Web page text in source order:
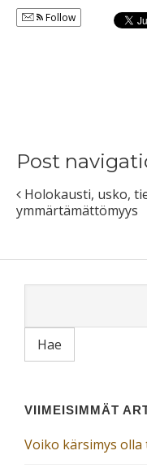
Follow
Post
Holokausti, usko,
ymmärtämättömyys
VIIMEISIMMÄT
Voiko kärsimys olla